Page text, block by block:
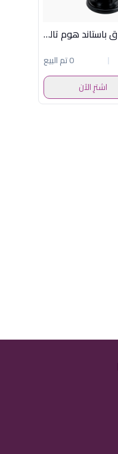
طقم توزيع 7ق باستاند هوم تاليس
0 تم البيع
اشترِ الآن